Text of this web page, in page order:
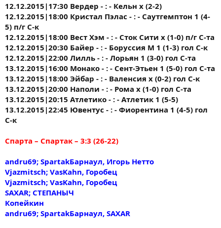
12.12.2015|17:30 Вердер - : - Кельн х (2-2)
12.12.2015|18:00 Кристал Пэлас - : - Саутгемптон 1 (4-
5) п/г С-к
12.12.2015|18:00 Вест Хэм - : - Сток Сити х (1-0) п/г С-та
12.12.2015|20:30 Байер - : - Боруссия М 1 (1-3) гол С-к
12.12.2015|22:00 Лилль - : - Лорьян 1 (3-0) гол С-та
13.12.2015|16:00 Монако - : - Сент-Этьен 1 (5-0) гол С-та
13.12.2015|18:00 Эйбар - : - Валенсия х (0-2) гол С-к
13.12.2015|20:00 Наполи - : - Рома х (1-0) гол С-та
13.12.2015|20:15 Атлетико - : - Атлетик 1 (5-5)
13.12.2015|22:45 Ювентус - : - Фиорентина 1 (4-5) гол
С-к
Спарта – Спартак – 3:3 (26-22)
andru69; SpartakБарнаул, Игорь Нетто
Vjazmitsch; VasKahn, Горобец
Vjazmitsch; VasKahn, Горобец
SAXAR; СТЕПАНЫЧ
Копейкин
andru69; SpartakБарнаул, SAXAR